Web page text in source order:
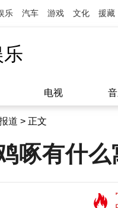
乐 汽车 游戏 文化 援藏
乐
电视
道 > 正文
啄有什么